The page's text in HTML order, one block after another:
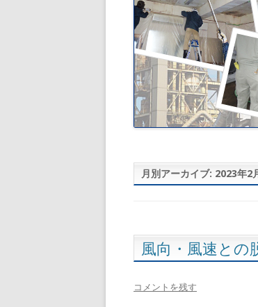
月別アーカイブ: 2023年2
風向・風速との
コメントを残す